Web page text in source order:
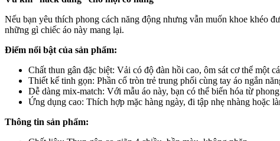
Nếu bạn yêu thích phong cách năng động nhưng vẫn muốn khoe khéo
những gì chiếc áo này mang lại.
Điểm nổi bật của sản phẩm:
Chất thun gân đặc biệt: Vải có độ đàn hồi cao, ôm sát cơ thể một
Thiết kế tinh gọn: Phần cổ tròn trẻ trung phối cùng tay áo ngắn
Dễ dàng mix-match: Với mẫu áo này, bạn có thể biến hóa từ
Ứng dụng cao: Thích hợp mặc hàng ngày, đi tập nhẹ nhàng hoặc
Thông tin sản phẩm: